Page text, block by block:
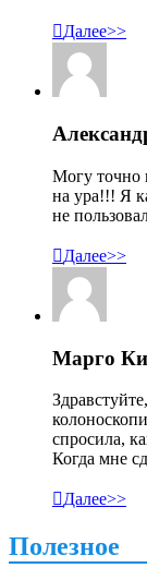
Далее>>
Могу точно
на ура!!! Я
не
Далее>>
Марго
спросила,
Когда мне
Далее>>
Полезное